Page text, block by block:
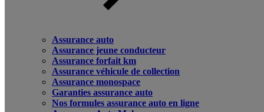
Assurance auto
Assurance jeune conducteur
Assurance forfait km
Assurance véhicule de collection
Assurance monospace
Garanties assurance auto
Nos formules assurance auto en ligne